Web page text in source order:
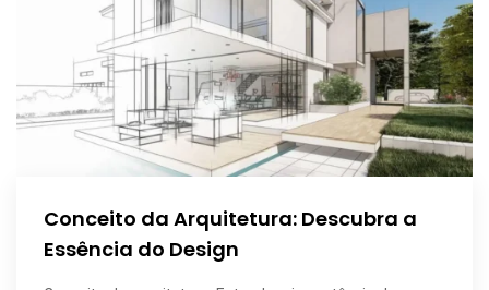
Conceito da Arquitetura: Descubra a
Essência do Design